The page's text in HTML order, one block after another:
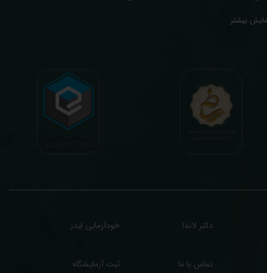
با تایید و مهر پزشک متخصص) میباشد. رسالت ما در تفسیر، استخراج حداکثر
بیمه ها، افزایش تمایل افراد به انجام آزمایش (با دریافت اطلاعاتی دقیقتر، کاربردی، قابل
و شخصی سازی شده) میگردد. تا درنهایت به جامعه ای سالم تر برای تبدیل شدن به
پیشرفته (دیر و زود داره سوخت و سوز نداره...) برسیم. قابل ذکر است که جواب
آنلاین به نتایج هیچ یک از کاربران بصورت مستقیم دسترسی ندارد و موارد تفسیر نیز
با درخواست و ارسال خود کاربر انجام میگیرد و ما تابع اصول اخلاق پزشکی و حرفه ای
بیشتر
دکتر لاندا خودآزمایی ایدز
ثبت آزمایشگاه تماس با ما